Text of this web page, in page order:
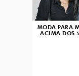
MODA PARA
ACIMA DOS